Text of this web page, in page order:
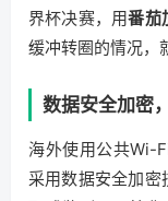
界杯决赛，用番茄
缓冲转圈的情况，
数据安全加密
海外使用公共Wi-
采用数据安全加